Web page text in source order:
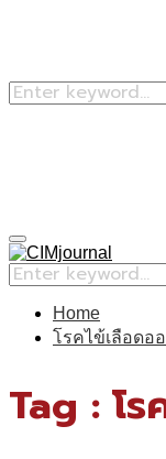
Search
Primary
Menu
Search
for:
Home
โรคไข้เลือดอ
Tag : โ